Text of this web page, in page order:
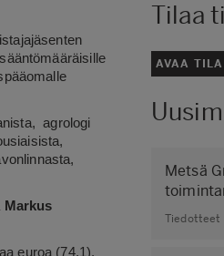
agrologi
Markus
euroa (74,1).
Tilaa
AVAA
Metsä
Tiedotteet